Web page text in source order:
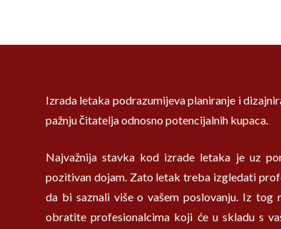
Izrada letaka podrazumijeva planiranje i
pažnju čitatelja odnosno potencijalnih kupaca.
Najvažnija stavka kod izrade letaka je uz
pozitivan dojam. Zato letak treba izgledati
da bi saznali više o vašem poslovanju. Iz tog
obratite profesionalcima koji će u skladu s